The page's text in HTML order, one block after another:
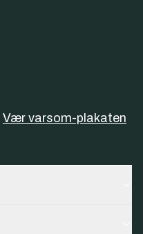
Vær varsom-plakaten